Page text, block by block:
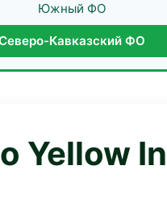
Южный ФО
Кавказский ФО
Yellow